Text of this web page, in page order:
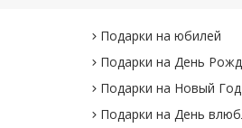
Подарки на юбилей
Подарки на День
Подарки на Новый Год
Подарки на День